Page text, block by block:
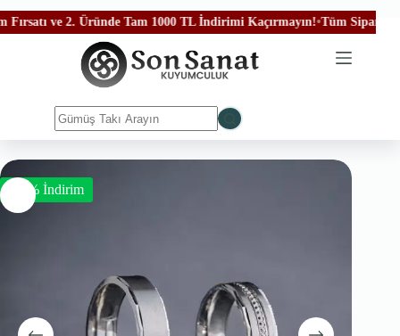
ve 2. Üründe Tam 1000 TL İndirimi Kaçırmayın!•Tüm
-50% İndirim